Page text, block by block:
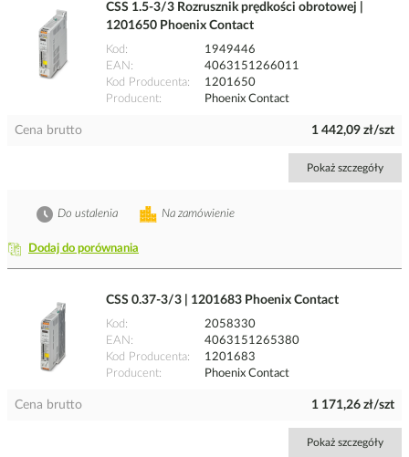
CSS 1.5-3/3 Rozrusznik prędkości obrotowej |
1201650 Phoenix Contact
Kod
1949446
EAN
4063151266011
Kod Producenta
1201650
Producent
Phoenix Contact
Cena brutto 1 442,09 zł/szt
Pokaż szczegóły
Dodaj do porównania
Na zamówienie
Do ustalenia
CSS 0.37-3/3 | 1201683 Phoenix Contact
Kod
2058330
EAN
4063151265380
Kod Producenta
1201683
Producent
Phoenix Contact
Cena brutto 1 171,26 zł/szt
Pokaż szczegóły